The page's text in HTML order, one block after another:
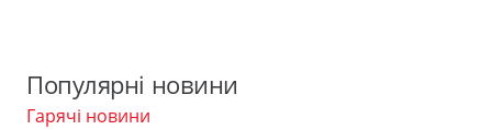
Популярні новини
Гарячі новини